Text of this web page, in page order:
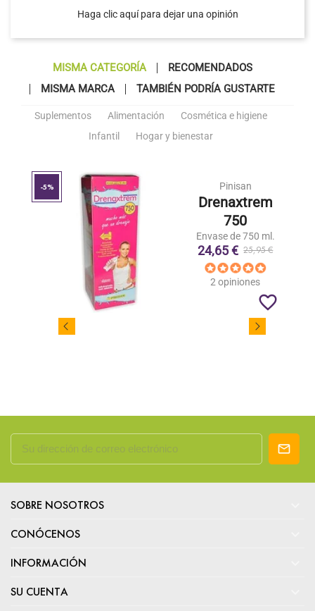
Haga clic aquí para dejar una opinión
MISMA CATEGORÍA
RECOMENDADOS
MISMA MARCA
TAMBIÉN PODRÍA GUSTARTE
Suplementos Alimentación
Cosmética e higiene
Infantil
Hogar y bienestar
-5% Pinisan
Drenaxtrem
750
Envase de 750 ml.
24,65 € 25,95 €
2 opiniones
favorite_border
SOBRE NOSOTROS
CONÓCENOS
INFORMACIÓN
SU CUENTA